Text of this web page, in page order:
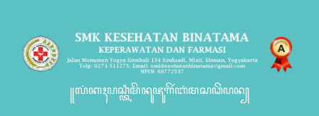
꧋ꦭꦁꦏꦃꦥꦱ꧀ꦠꦶꦩꦼꦤꦸꦗꦸꦒꦼꦂꦧꦁꦩꦱꦣꦼꦥꦤ꧀